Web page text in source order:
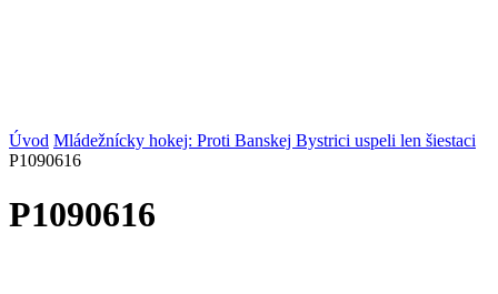
Úvod Mládežnícky hokej: Proti Banskej Bystrici uspeli len šiestaci
P1090616
P1090616